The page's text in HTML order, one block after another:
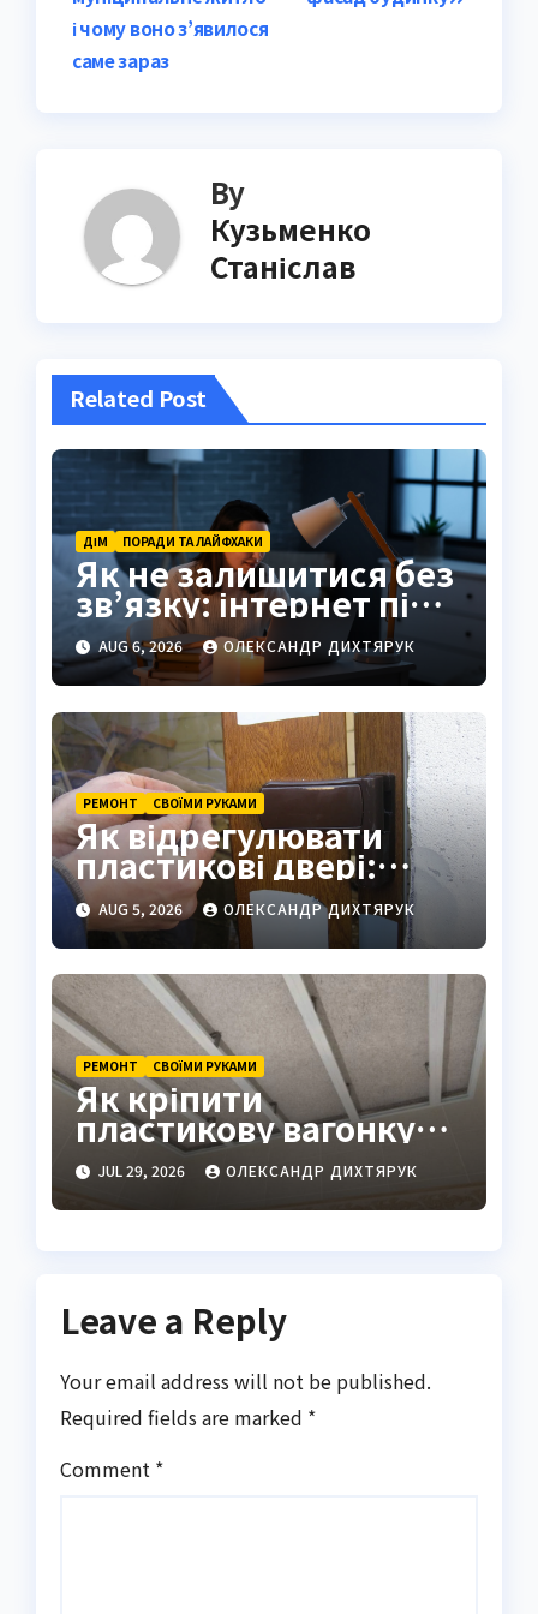
navigation
і чому воно з’явилося
саме зараз
By
Кузьменко
Станіслав
Related Post
ДІМ ПОРАДИ ТА ЛАЙФХАКИ
Як не залишитися без
зв’язку: інтернет під
час відключень світла
AUG 6, 2026 ОЛЕКСАНДР ДИХТЯРУК
РЕМОНТ СВОЇМИ РУКАМИ
Як відрегулювати
пластикові двері:
повна інструкція
своїми руками
AUG 5, 2026 ОЛЕКСАНДР ДИХТЯРУК
РЕМОНТ СВОЇМИ РУКАМИ
Як кріпити
пластикову вагонку
на стелю: повна
інструкція для
новачків і майстрів
JUL 29, 2026 ОЛЕКСАНДР ДИХТЯРУК
Leave a Reply
Your email address will not be published.
Required fields are marked *
Comment *